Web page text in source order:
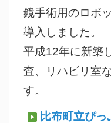
鏡手術用のロボ
導入しました。
平成12年に新築
査、リハビリ室
す。
比布町立ぴっ